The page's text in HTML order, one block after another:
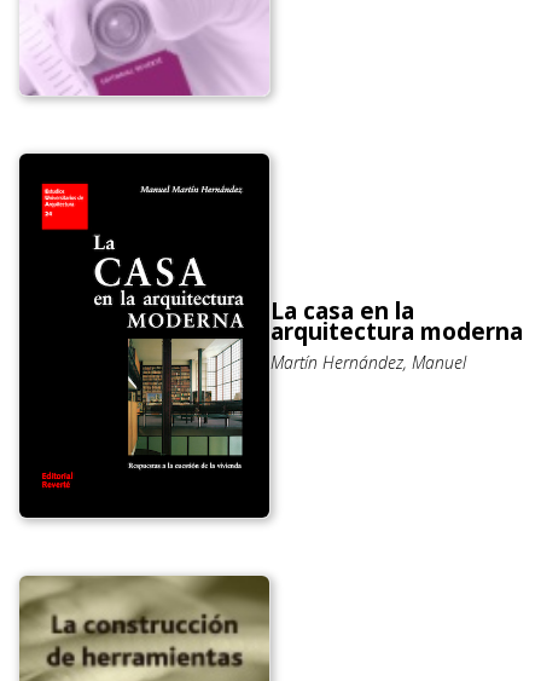
La casa en la
arquitectura moderna
Martín Hernández, Manuel